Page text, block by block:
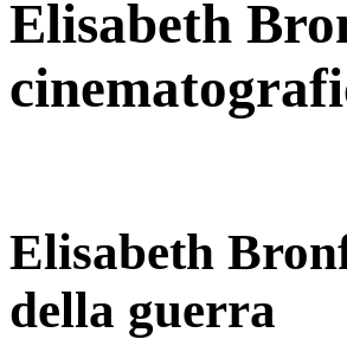
Elisabeth
Elisabeth
della guerra